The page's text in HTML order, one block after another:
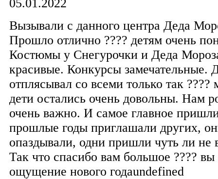
05.01.2022
Вызывали с данного центра Деда
Прошло отлично ???? детям очень
Костюмы у Снегурочки и Деда
красивые. Конкурсы замечательные.
отплясывал со всеми только так ????
дети остались очень довольны. Нам
очень важно. И самое главное
прошлые годы приглашали других,
опаздывали, одни пришли чуть ли не
Так что спасибо вам большое ???? вы
ощущение нового годаundefined